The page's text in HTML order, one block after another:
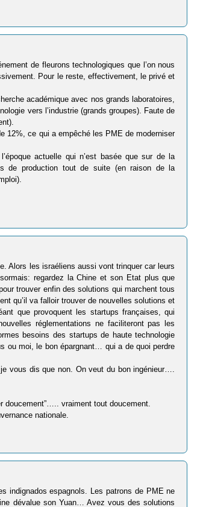
de fleurons technologiques que l’on nous
Pour le reste, effectivement, le privé et
académique avec nos grands laboratoires,
vers l’industrie (grands groupes). Faute de
12%, ce qui a empêché les PME de moderniser
actuelle qui n’est basée que sur de la
de production tout de suite (en raison de la
Alors les israéliens aussi vont trinquer car leurs
regardez la Chine et son Etat plus que
trouver enfin des solutions qui marchent tous
qu’il va falloir trouver de nouvelles solutions et
que provoquent les startups françaises, qui
réglementations ne faciliteront pas les
besoins des startups de haute technologie
ou moi, le bon épargnant… qui a de quoi perdre
vous dis que non. On veut du bon ingénieur….
doucement”….. vraiment tout doucement.
nationale.
indignados espagnols. Les patrons de PME ne
dévalue son Yuan… Avez vous des solutions